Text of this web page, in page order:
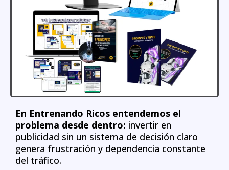
En Entrenando Ricos entendemos el
problema desde dentro: invertir en
publicidad sin un sistema de decisión claro
genera frustración y dependencia constante
del tráfico.